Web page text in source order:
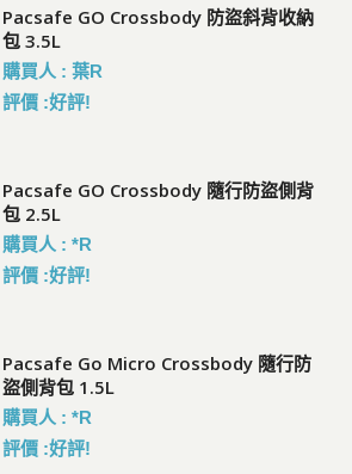
Pacsafe GO Crossbody 防盜斜背收納
包 3.5L
購買人 : 葉R
評價 :好評!
Pacsafe GO Crossbody 隨行防盜側背
包 2.5L
購買人 : *R
評價 :好評!
Pacsafe Go Micro Crossbody 隨行防
盜側背包 1.5L
購買人 : *R
評價 :好評!